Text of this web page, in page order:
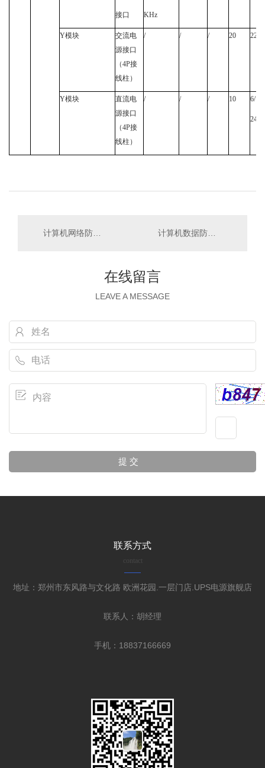
接口 KHz
Y模块
交流电
源接口
（4P接
线柱）
/ / / 20 220
Y模块
直流电
源接口
（4P接
线柱）
/ / / 10 6/12/
24/
在线留言
LEAVE A MESSAGE
联系方式
contact
地址：郑州市东风路与文化路 欧洲花园.一层门店.UPS电源旗舰店
联系人：胡经理
手机：18837166669